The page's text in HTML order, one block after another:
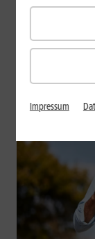
Smartphones
je. Der Artikel
erklärt die
großem Akku
Mehr
Impressum